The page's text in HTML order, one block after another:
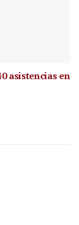
asistencias en